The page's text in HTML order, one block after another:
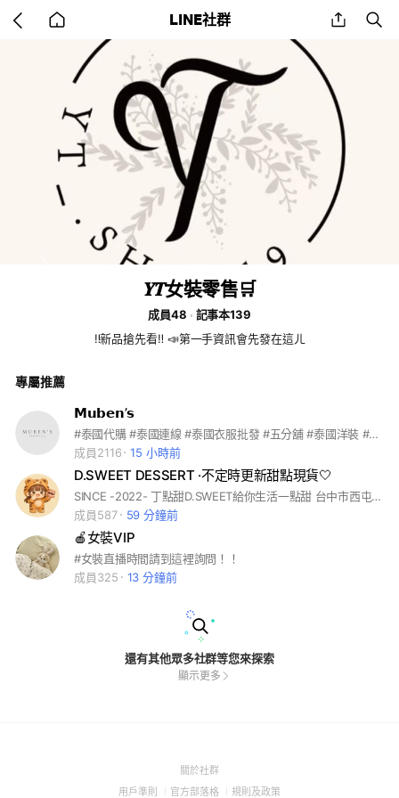
back
home
LINE社群 share
𝒀𝑻女裝零售🛒
成員48
記事本139
‼️新品搶先看‼️ 📣第一手資訊會先發在這ㄦ
專屬推薦
𝗠𝘂𝗯𝗲𝗻’𝘀
#泰國代購 #泰國連線 #泰國衣服批發 #五分舖 #泰國洋裝 #現貨供應 #台灣批發 #泰國套裝 #韓國連線 #韓國代購
成員2116
15 小時前
D.SWEET DESSERT ·不定時更新甜點現貨🤍
SINCE -2022- 丁點甜D.SWEET給你生活一點甜 台中市西屯區環中路三段988號（預約制） 訂購請至官方LINE @d.sweet1998
成員587
59 分鐘前
🍎女裝VIP
#女裝直播時間請到這裡詢問！！
成員325
13 分鐘前
還有其他眾多社群等您來探索
顯示更多
關於社群(Open
用戶準則 (Open
官方部落格 (Open
規則及政策(Open